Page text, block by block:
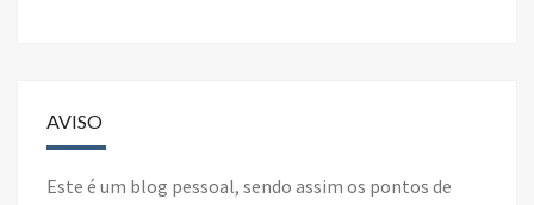
AVISO
Este é um blog pessoal, sendo assim os pontos de